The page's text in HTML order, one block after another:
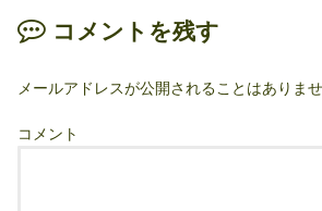
コメントを残す
メールアドレスが公開されることはありませ
コメント